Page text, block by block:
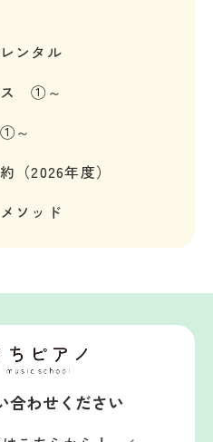
ンタル
ス ①～
～
（2026年度）
ソッド
合わせください